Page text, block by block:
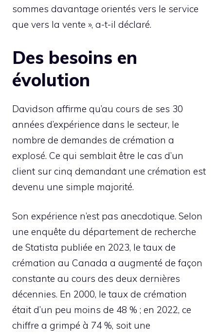
sommes davantage orientés vers le service
que vers la vente », a-t-il déclaré.
Des besoins en
évolution
Davidson affirme qu’au cours de ses 30
années d’expérience dans le secteur, le
nombre de demandes de crémation a
explosé. Ce qui semblait être le cas d’un
client sur cinq demandant une crémation est
devenu une simple majorité.
Son expérience n’est pas anecdotique. Selon
une enquête du département de recherche
de Statista publiée en 2023, le taux de
crémation au Canada a augmenté de façon
constante au cours des deux dernières
décennies. En 2000, le taux de crémation
était d’un peu moins de 48 % ; en 2022, ce
chiffre a grimpé à 74 %, soit une